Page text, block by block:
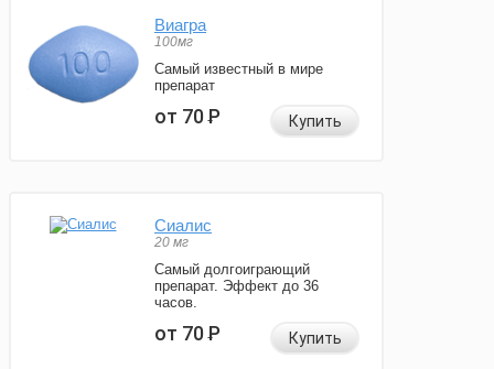
Виагра
100мг
Самый известный в мире
препарат
от 70Р Купить
Сиалис
20 мг
Самый долгоиграющий
препарат. Эффект до 36
часов.
от 70Р Купить